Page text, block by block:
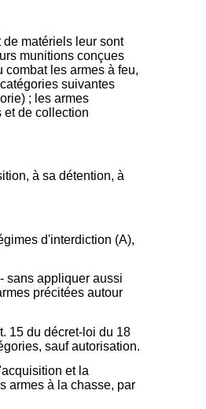
matériels leur sont
munitions conçues
les armes à feu,
suivantes
; les armes
et de collection
à sa détention, à
d'interdiction (A),
sans appliquer aussi
précitées autour
15 du décret-loi du 18
sauf autorisation.
et la
armes à la chasse, par